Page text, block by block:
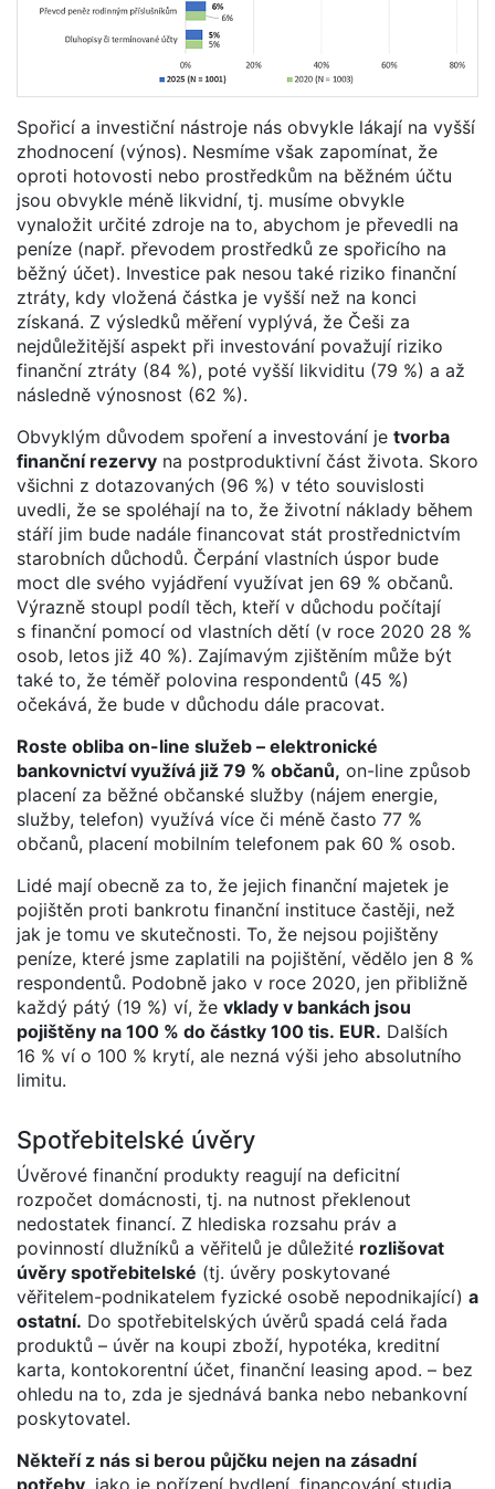
Spořicí a investiční nástroje nás obvykle lákají na vyšší
zhodnocení (výnos). Nesmíme však zapomínat, že
oproti hotovosti nebo prostředkům na běžném účtu
jsou obvykle méně likvidní, tj. musíme obvykle
vynaložit určité zdroje na to, abychom je převedli na
peníze (např. převodem prostředků ze spořicího na
běžný účet). Investice pak nesou také riziko finanční
ztráty, kdy vložená částka je vyšší než na konci
získaná. Z výsledků měření vyplývá, že Češi za
nejdůležitější aspekt při investování považují riziko
finanční ztráty (84 %), poté vyšší likviditu (79 %) a až
následně výnosnost (62 %).
Obvyklým důvodem spoření a investování je tvorba
finanční rezervy na postproduktivní část života. Skoro
všichni z dotazovaných (96 %) v této souvislosti
uvedli, že se spoléhají na to, že životní náklady během
stáří jim bude nadále financovat stát prostřednictvím
starobních důchodů. Čerpání vlastních úspor bude
moct dle svého vyjádření využívat jen 69 % občanů.
Výrazně stoupl podíl těch, kteří v důchodu počítají
s finanční pomocí od vlastních dětí (v roce 2020 28 %
osob, letos již 40 %). Zajímavým zjištěním může být
také to, že téměř polovina respondentů (45 %)
očekává, že bude v důchodu dále pracovat.
Roste obliba on-line služeb – elektronické
bankovnictví využívá již 79 % občanů, on-line způsob
placení za běžné občanské služby (nájem energie,
služby, telefon) využívá více či méně často 77 %
občanů, placení mobilním telefonem pak 60 % osob.
Lidé mají obecně za to, že jejich finanční majetek je
pojištěn proti bankrotu finanční instituce častěji, než
jak je tomu ve skutečnosti. To, že nejsou pojištěny
peníze, které jsme zaplatili na pojištění, vědělo jen 8 %
respondentů. Podobně jako v roce 2020, jen přibližně
každý pátý (19 %) ví, že vklady v bankách jsou
pojištěny na 100 % do částky 100 tis. EUR. Dalších
16 % ví o 100 % krytí, ale nezná výši jeho absolutního
limitu.
Spotřebitelské úvěry
Úvěrové finanční produkty reagují na deficitní
rozpočet domácnosti, tj. na nutnost překlenout
nedostatek financí. Z hlediska rozsahu práv a
povinností dlužníků a věřitelů je důležité rozlišovat
úvěry spotřebitelské (tj. úvěry poskytované
věřitelem-podnikatelem fyzické osobě nepodnikající) a
ostatní. Do spotřebitelských úvěrů spadá celá řada
produktů – úvěr na koupi zboží, hypotéka, kreditní
karta, kontokorentní účet, finanční leasing apod. – bez
ohledu na to, zda je sjednává banka nebo nebankovní
poskytovatel.
Někteří z nás si berou půjčku nejen na zásadní
potřeby, jako je pořízení bydlení, financování studia,